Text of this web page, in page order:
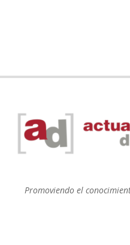
Promoviendo el